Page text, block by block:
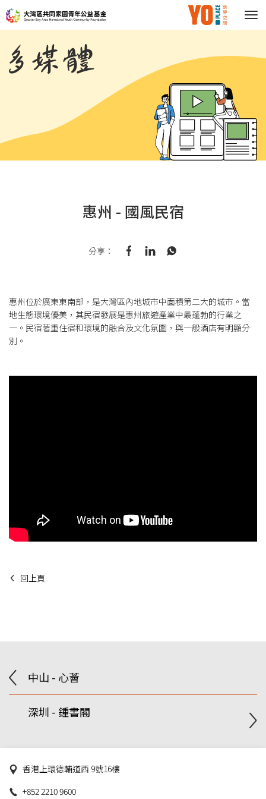
多
惠州 - 國風民宿
分享：
惠州位於廣東東南部，是大灣區內地城市中面積第二大的城市。當
地生態環境優美，其民宿發展是惠州旅遊產業中最蓬勃的行業之
一。民宿著重住宿和環境的融合及文化氛圍，與一般酒店有明顯分
別。
回上頁
中山 - 心薈
深圳 - 鍾書閣
香港上環德輔道西 9號16樓
+852 2210 9600